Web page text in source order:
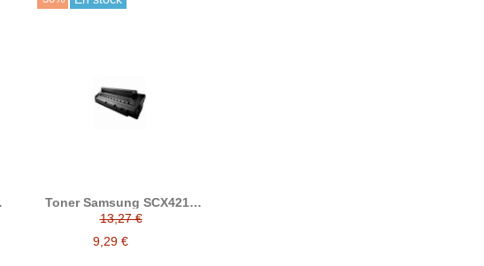
Toner Samsung SCX4216
Negro compatible
reemplaza a SCX-
4216D3ELS
13,27 €
9,29 €